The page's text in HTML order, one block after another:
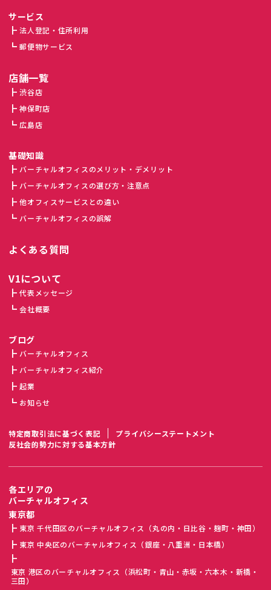
サービス
法人登記・住所利用
郵便物サービス
店舗一覧
渋谷店
神保町店
広島店
基礎知識
バーチャルオフィスのメリット・デメリット
バーチャルオフィスの選び方・注意点
他オフィスサービスとの違い
バーチャルオフィスの誤解
よくある質問
V1について
代表メッセージ
会社概要
ブログ
バーチャルオフィス
バーチャルオフィス紹介
起業
お知らせ
特定商取引法に基づく表記
プライバシーステートメント
反社会的勢力に対する基本方針
各エリアの
バーチャルオフィス
東京都
東京 千代田区のバーチャルオフィス（丸の内・日比谷・麹町・神田）
東京 中央区のバーチャルオフィス（銀座・八重洲・日本橋）
東京 港区のバーチャルオフィス（浜松町・青山・赤坂・六本木・新橋・
三田）